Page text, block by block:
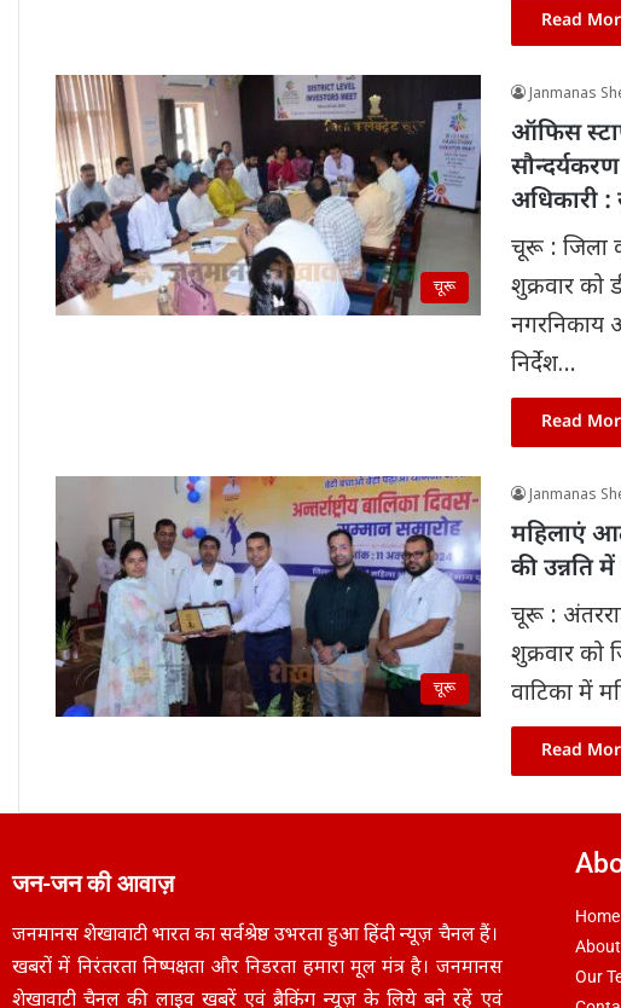
Read
चूरू
Janmanas
ऑफिस
अधिकारी :
चूरू : जिला
शुक्रवार को
नगरनिकाय
निर्देश…
Read
चूरू
Janmanas
महिलाएं
की उन्नति
चूरू :
शुक्रवार को
वाटिका में
Read
जन-जन की आवाज़
जनमानस शेखावाटी भारत का सर्वश्रेष्ठ उभरता हुआ हिंदी न्यूज़ चैनल हैं।
खबरों में निरंतरता निष्पक्षता और निडरता हमारा मूल मंत्र है। जनमानस
शेखावाटी चैनल की लाइव खबरें एवं ब्रैकिंग न्यूज़ के लिये बने रहें एवं
Home
Our